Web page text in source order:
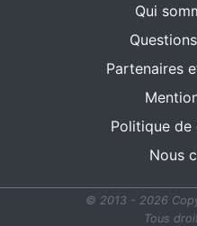
Qui
Partenaires
Politique
Nous
© 2013 - 2026
Tous